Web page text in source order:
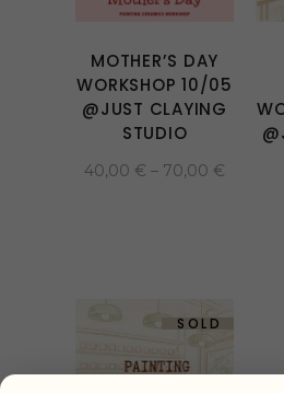
multiple
The
options
may
chosen
MOTHER’S DAY
WORKSHOP 10/05
@JUST CLAYING
STUDIO
40,00 € – 70,00 €
SOLD